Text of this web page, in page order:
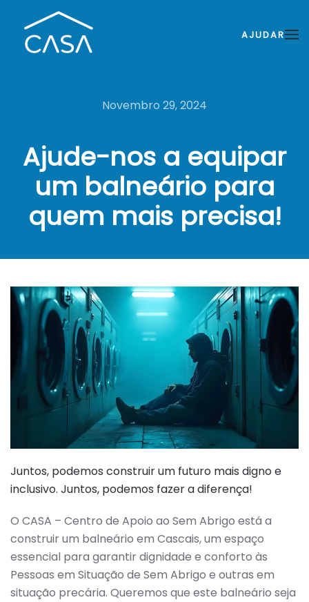
AJUDAR
Novembro 29, 2024
Ajude-nos a equipar
um balneário para
quem mais precisa!
Juntos, podemos construir um futuro mais digno e
inclusivo. Juntos, podemos fazer a diferença!
O CASA – Centro de Apoio ao Sem Abrigo está a
construir um balneário em Cascais, um espaço
essencial para garantir dignidade e conforto às
Pessoas em Situação de Sem Abrigo e outras em
situação precária. Queremos que este balneário seja